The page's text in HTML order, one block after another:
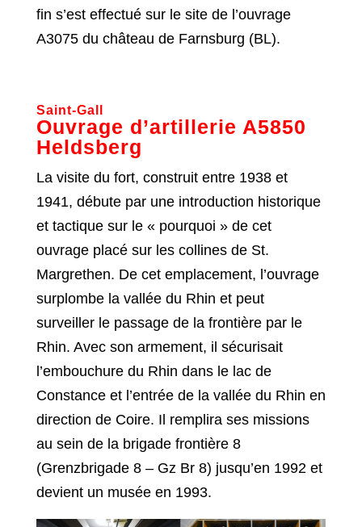
fin s’est effectué sur le site de l’ouvrage
A3075 du château de Farnsburg (BL).
Saint-Gall
Ouvrage d’artillerie A5850
Heldsberg
La visite du fort, construit entre 1938 et
1941, débute par une introduction historique
et tactique sur le « pourquoi » de cet
ouvrage placé sur les collines de St.
Margrethen. De cet emplacement, l’ouvrage
surplombe la vallée du Rhin et peut
surveiller le passage de la frontière par le
Rhin. Avec son armement, il sécurisait
l’embouchure du Rhin dans le lac de
Constance et l’entrée de la vallée du Rhin en
direction de Coire. Il remplira ses missions
au sein de la brigade frontière 8
(Grenzbrigade 8 – Gz Br 8) jusqu’en 1992 et
devient un musée en 1993.